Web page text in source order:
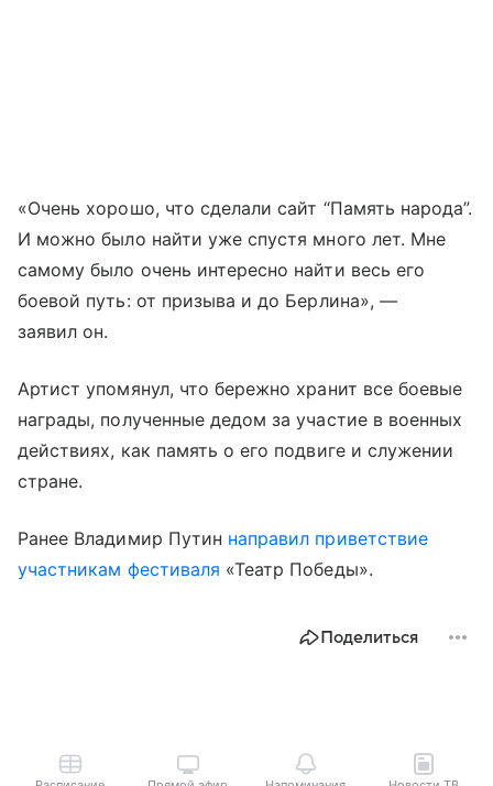
«Очень хорошо, что сделали сайт “Память народа”.
И можно было найти уже спустя много лет. Мне
самому было очень интересно найти весь его
боевой путь: от призыва и до Берлина», —
заявил он.
Артист упомянул, что бережно хранит все боевые
награды, полученные дедом за участие в военных
действиях, как память о его подвиге и служении
стране.
Ранее Владимир Путин направил приветствие
участникам фестиваля «Театр Победы».
Поделиться